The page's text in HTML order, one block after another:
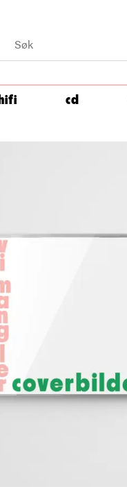
hifi cd